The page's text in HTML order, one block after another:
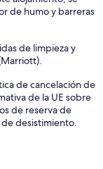
de humo y barreras
de limpieza y
de cancelación de
de la UE sobre
de reserva de
desistimiento.